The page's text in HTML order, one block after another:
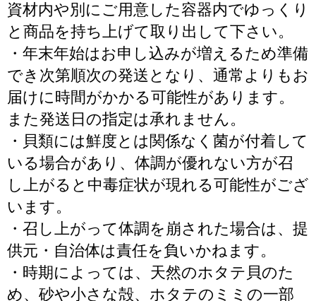
資材内や別にご用意した容器内でゆっくり
と商品を持ち上げて取り出して下さい。
・年末年始はお申し込みが増えるため準備
でき次第順次の発送となり、通常よりもお
届けに時間がかかる可能性があります。
また発送日の指定は承れません。
・貝類には鮮度とは関係なく菌が付着して
いる場合があり、体調が優れない方が召
し上がると中毒症状が現れる可能性がござ
います。
・召し上がって体調を崩された場合は、提
供元・自治体は責任を負いかねます。
・時期によっては、天然のホタテ貝のた
め、砂や小さな殻、ホタテのミミの一部